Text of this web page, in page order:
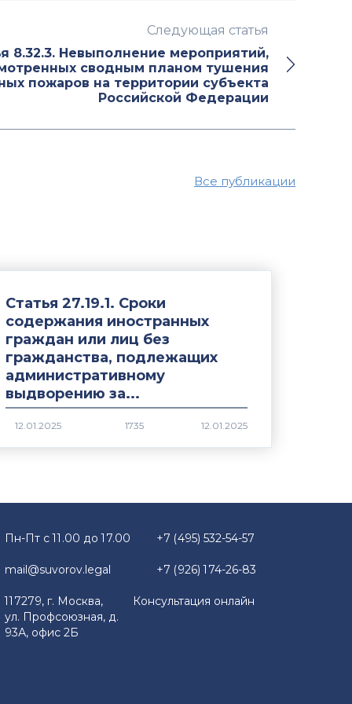
Следующая статья
8.32.3. Невыполнение мероприятий,
сводным планом тушения
пожаров на территории субъекта
Российской Федерации
Все публикации
Статья 27.19.1. Сроки
содержания иностранных
граждан или лиц без
гражданства, подлежащих
административному
выдворению за...
1735
Пн-Пт с 11.00 до 17.00
mail@suvorov.legal
117279, г. Москва,
ул. Профсоюзная, д.
93А, офис 2Б
+7 (495) 532-54-57
+7 (926) 174-26-83
Консультация онлайн